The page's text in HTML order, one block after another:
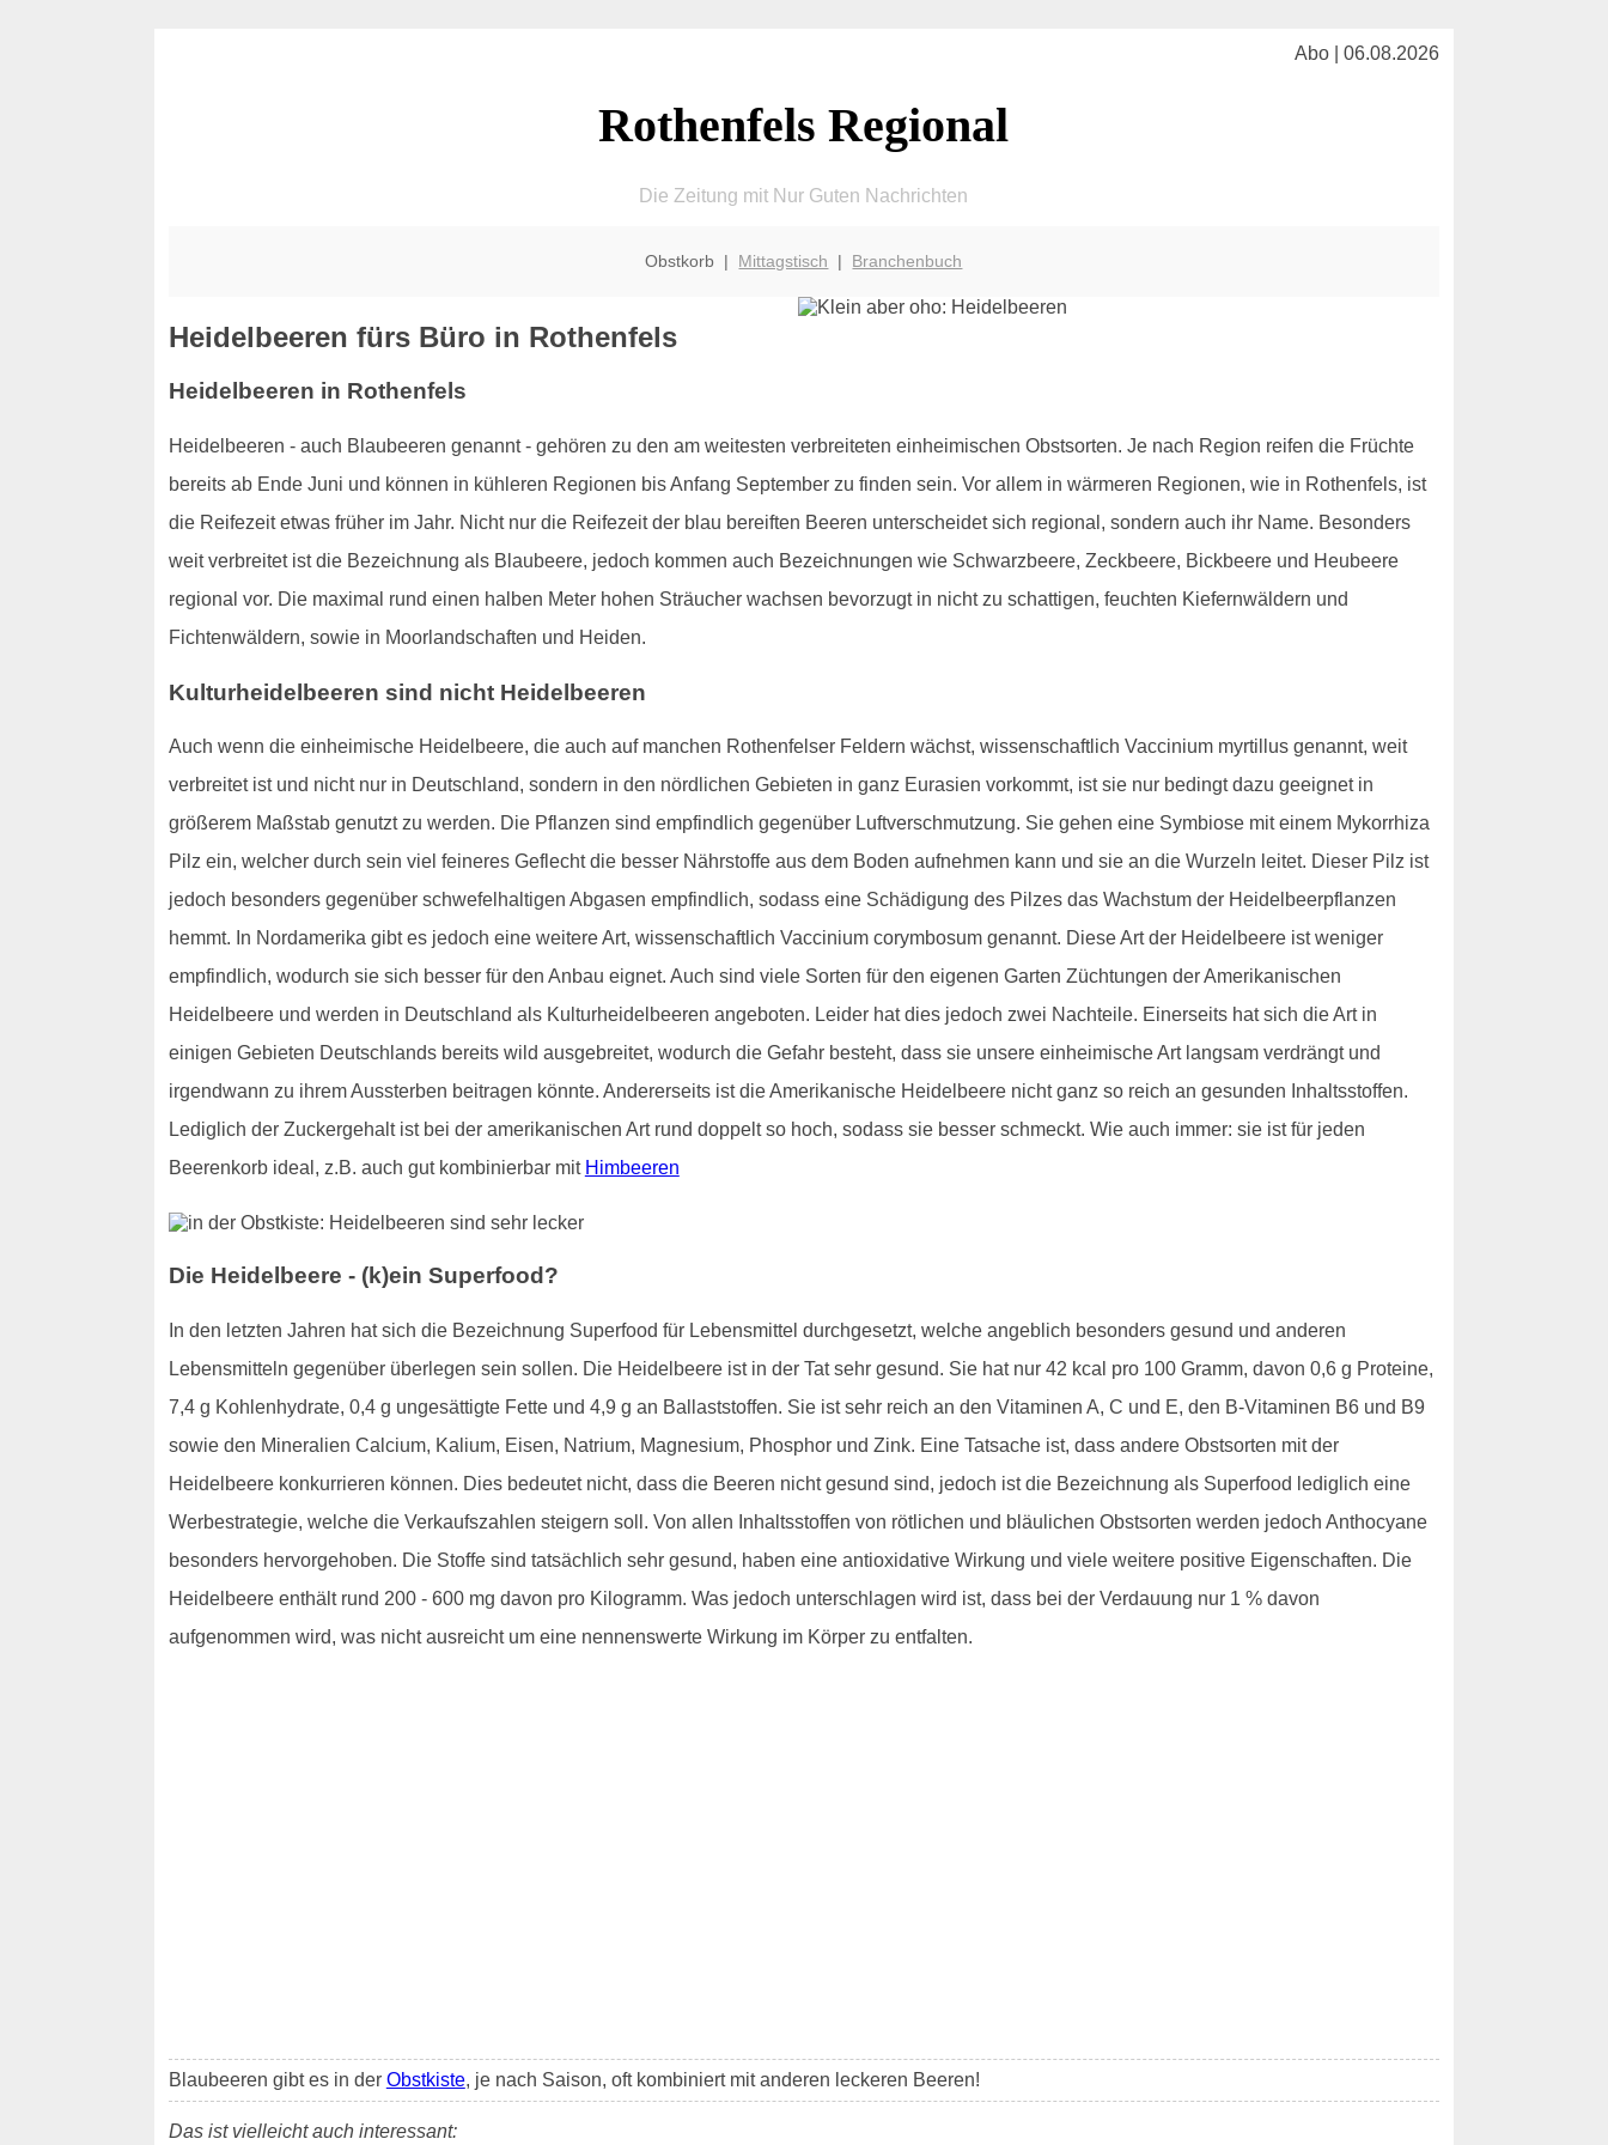
Abo | 06.08.2026
Rothenfels Regional
Die Zeitung mit Nur Guten Nachrichten
Obstkorb | Mittagstisch | Branchenbuch
Heidelbeeren fürs Büro in Rothenfels
Heidelbeeren in Rothenfels
Heidelbeeren - auch Blaubeeren genannt - gehören zu den am weitesten verbreiteten einheimischen Obstsorten. Je nach Region reifen die Früchte
bereits ab Ende Juni und können in kühleren Regionen bis Anfang September zu finden sein. Vor allem in wärmeren Regionen, wie in Rothenfels, ist
die Reifezeit etwas früher im Jahr. Nicht nur die Reifezeit der blau bereiften Beeren unterscheidet sich regional, sondern auch ihr Name. Besonders
weit verbreitet ist die Bezeichnung als Blaubeere, jedoch kommen auch Bezeichnungen wie Schwarzbeere, Zeckbeere, Bickbeere und Heubeere
regional vor. Die maximal rund einen halben Meter hohen Sträucher wachsen bevorzugt in nicht zu schattigen, feuchten Kiefernwäldern und
Fichtenwäldern, sowie in Moorlandschaften und Heiden.
Kulturheidelbeeren sind nicht Heidelbeeren
Auch wenn die einheimische Heidelbeere, die auch auf manchen Rothenfelser Feldern wächst, wissenschaftlich Vaccinium myrtillus genannt, weit
verbreitet ist und nicht nur in Deutschland, sondern in den nördlichen Gebieten in ganz Eurasien vorkommt, ist sie nur bedingt dazu geeignet in
größerem Maßstab genutzt zu werden. Die Pflanzen sind empfindlich gegenüber Luftverschmutzung. Sie gehen eine Symbiose mit einem Mykorrhiza
Pilz ein, welcher durch sein viel feineres Geflecht die besser Nährstoffe aus dem Boden aufnehmen kann und sie an die Wurzeln leitet. Dieser Pilz ist
jedoch besonders gegenüber schwefelhaltigen Abgasen empfindlich, sodass eine Schädigung des Pilzes das Wachstum der Heidelbeerpflanzen
hemmt. In Nordamerika gibt es jedoch eine weitere Art, wissenschaftlich Vaccinium corymbosum genannt. Diese Art der Heidelbeere ist weniger
empfindlich, wodurch sie sich besser für den Anbau eignet. Auch sind viele Sorten für den eigenen Garten Züchtungen der Amerikanischen
Heidelbeere und werden in Deutschland als Kulturheidelbeeren angeboten. Leider hat dies jedoch zwei Nachteile. Einerseits hat sich die Art in
einigen Gebieten Deutschlands bereits wild ausgebreitet, wodurch die Gefahr besteht, dass sie unsere einheimische Art langsam verdrängt und
irgendwann zu ihrem Aussterben beitragen könnte. Andererseits ist die Amerikanische Heidelbeere nicht ganz so reich an gesunden Inhaltsstoffen.
Lediglich der Zuckergehalt ist bei der amerikanischen Art rund doppelt so hoch, sodass sie besser schmeckt. Wie auch immer: sie ist für jeden
Beerenkorb ideal, z.B. auch gut kombinierbar mit Himbeeren
Die Heidelbeere - (k)ein Superfood?
In den letzten Jahren hat sich die Bezeichnung Superfood für Lebensmittel durchgesetzt, welche angeblich besonders gesund und anderen
Lebensmitteln gegenüber überlegen sein sollen. Die Heidelbeere ist in der Tat sehr gesund. Sie hat nur 42 kcal pro 100 Gramm, davon 0,6 g Proteine,
7,4 g Kohlenhydrate, 0,4 g ungesättigte Fette und 4,9 g an Ballaststoffen. Sie ist sehr reich an den Vitaminen A, C und E, den B-Vitaminen B6 und B9
sowie den Mineralien Calcium, Kalium, Eisen, Natrium, Magnesium, Phosphor und Zink. Eine Tatsache ist, dass andere Obstsorten mit der
Heidelbeere konkurrieren können. Dies bedeutet nicht, dass die Beeren nicht gesund sind, jedoch ist die Bezeichnung als Superfood lediglich eine
Werbestrategie, welche die Verkaufszahlen steigern soll. Von allen Inhaltsstoffen von rötlichen und bläulichen Obstsorten werden jedoch Anthocyane
besonders hervorgehoben. Die Stoffe sind tatsächlich sehr gesund, haben eine antioxidative Wirkung und viele weitere positive Eigenschaften. Die
Heidelbeere enthält rund 200 - 600 mg davon pro Kilogramm. Was jedoch unterschlagen wird ist, dass bei der Verdauung nur 1 % davon
aufgenommen wird, was nicht ausreicht um eine nennenswerte Wirkung im Körper zu entfalten.
Blaubeeren gibt es in der Obstkiste, je nach Saison, oft kombiniert mit anderen leckeren Beeren!
Das ist vielleicht auch interessant: